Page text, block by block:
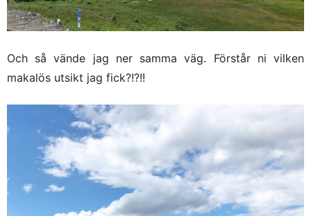
Och så vände jag ner samma väg. Förstår ni vilken
makalös utsikt jag fick?!?!!